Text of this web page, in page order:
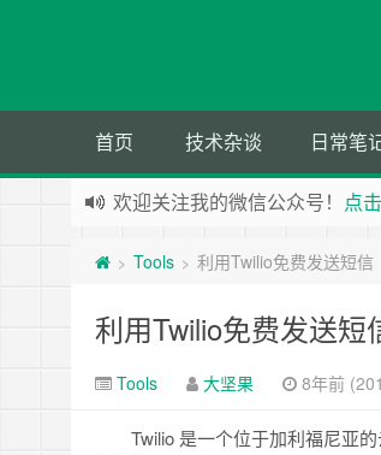
首页 技术杂谈 日常笔
欢迎关注我的微信公众号！ 点击
> Tools > 利用Twilio免费发送短信
利用Twilio免费发送短
Tools 大坚果 8年前
Twilio 是一个位于加利福尼亚